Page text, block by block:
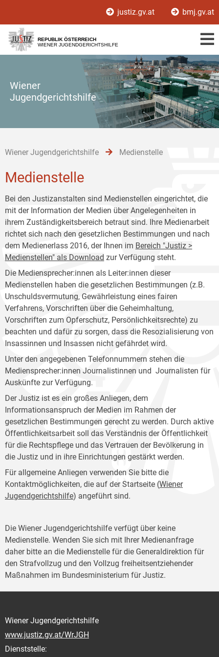
[1]
[2]
[3]
justiz.gv.at bmj.gv.at
REPUBLIK ÖSTERREICH
WIENER JUGENDGERICHTSHILFE
Wiener
Jugendgerichtshilfe
Wiener Jugendgerichtshilfe Medienstelle
Medienstelle
Bei den Justizanstalten sind Medienstellen eingerichtet, die
mit der Information der Medien über Angelegenheiten in
ihrem Zuständigkeitsbereich betraut sind. Ihre Medienarbeit
richtet sich nach den gesetzlichen Bestimmungen und nach
dem Medienerlass 2016, der Ihnen im Bereich "Justiz >
Medienstellen" als Download zur Verfügung steht.
Die Mediensprecher:innen als Leiter:innen dieser
Medienstellen haben die gesetzlichen Bestimmungen (z.B.
Unschuldsvermutung, Gewährleistung eines fairen
Verfahrens, Vorschriften über die Geheimhaltung,
Vorschriften zum Opferschutz, Persönlichkeitsrechte) zu
beachten und dafür zu sorgen, dass die Resozialisierung von
Insassinnen und Insassen nicht gefährdet wird.
Unter den angegebenen Telefonnummern stehen die
Mediensprecher:innen Journalistinnen und Journalisten für
Auskünfte zur Verfügung.
Der Justiz ist es ein großes Anliegen, dem
Informationsanspruch der Medien im Rahmen der
gesetzlichen Bestimmungen gerecht zu werden. Durch aktive
Öffentlichkeitsarbeit soll das Verständnis der Öffentlichkeit
für die Rechtspflege und das Vertrauen der Bevölkerung in
die Justiz und in ihre Einrichtungen gestärkt werden.
Für allgemeine Anliegen verwenden Sie bitte die
Kontaktmöglichkeiten, die auf der Startseite (Wiener
Jugendgerichtshilfe) angeführt sind.
Die Wiener Jugendgerichtshilfe verfügt über keine
Medienstelle. Wenden Sie sich mit Ihrer Medienanfrage
daher bitte an die Medienstelle für die Generaldirektion für
den Strafvollzug und den Vollzug freiheitsentziehender
Maßnahmen im Bundesministerium für Justiz.
Wiener Jugendgerichtshilfe
www.justiz.gv.at/WrJGH
Dienststelle: